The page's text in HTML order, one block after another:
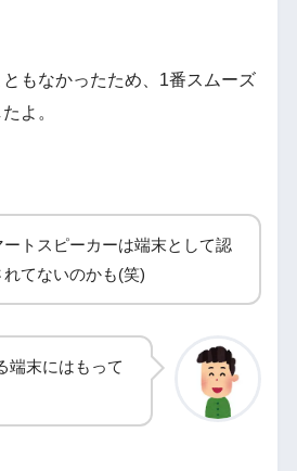
もなかったため、1番スムーズ
よ。
ートスピーカーは端末として認
れてないのかも(笑)
端末にはもって